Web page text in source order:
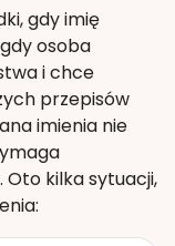
gdy imię
osoba
i chce
przepisów
imienia nie
kilka sytuacji,